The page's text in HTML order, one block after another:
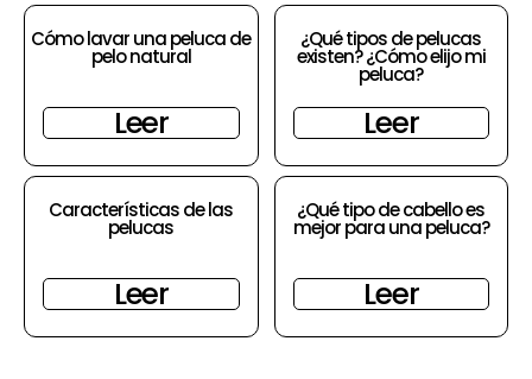
Cómo lavar una peluca de
pelo natural
Leer
¿Qué tipos de pelucas
existen? ¿Cómo elijo mi
peluca?
Leer
Características de las
pelucas
Leer
¿Qué tipo de cabello es
mejor para una peluca?
Leer